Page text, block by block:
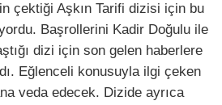
çektiği Aşkın Tarifi dizisi için bu
Başrollerini Kadir Doğulu ile
dizi için son gelen haberlere
Eğlenceli konusuyla ilgi çeken
veda edecek. Dizide ayrıca